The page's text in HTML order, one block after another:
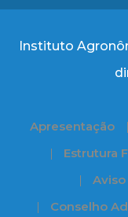
Instituto
Apresentação
Estrutura
Conselho